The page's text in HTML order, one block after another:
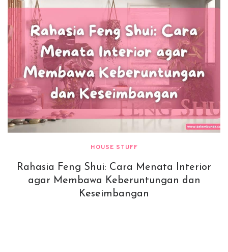
HOUSE STUFF
Rahasia Feng Shui: Cara Menata Interior
agar Membawa Keberuntungan dan
Keseimbangan